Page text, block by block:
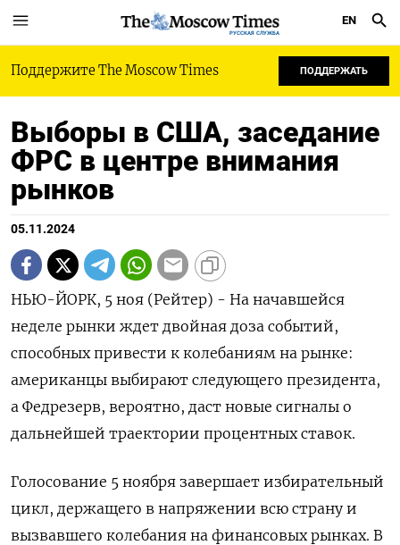
РУССКАЯ СЛУЖБА
EN
Поддержите The Moscow Times ПОДДЕРЖАТЬ
Выборы в США, заседание
ФРС в центре внимания
рынков
05.11.2024
НЬЮ-ЙОРК, 5 ноя (Рейтер) - На начавшейся
неделе рынки ждет двойная доза событий,
способных привести к колебаниям на рынке:
американцы выбирают следующего президента,
а Федрезерв, вероятно, даст новые сигналы о
дальнейшей траектории процентных ставок.
Голосование 5 ноября завершает избирательный
цикл, держащего в напряжении всю страну и
вызвавшего колебания на финансовых рынках. В